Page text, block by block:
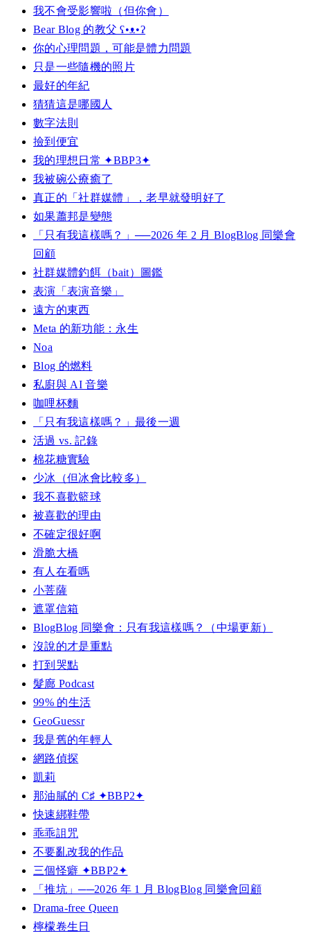
我不會受影響啦（但你會）
Bear Blog 的教父 ʕ•ᴥ•ʔ
你的心理問題，可能是體力問題
只是一些隨機的照片
最好的年紀
猜猜這是哪國人
數字法則
撿到便宜
我的理想日常 ✦BBP3✦
我被碗公療癒了
真正的「社群媒體」，老早就發明好了
如果蕭邦是變態
「只有我這樣嗎？」──2026 年 2 月 BlogBlog 同樂會
回顧
社群媒體釣餌（bait）圖鑑
表演「表演音樂」
遠方的東西
Meta 的新功能：永生
Noa
Blog 的燃料
私廚與 AI 音樂
咖哩杯麵
「只有我這樣嗎？」最後一週
活過 vs. 記錄
棉花糖實驗
少冰（但冰會比較多）
我不喜歡籃球
被喜歡的理由
不確定很好啊
滑脆大橋
有人在看嗎
小菩薩
遮罩信箱
BlogBlog 同樂會：只有我這樣嗎？（中場更新）
沒說的才是重點
打到哭點
髮廊 Podcast
99% 的生活
GeoGuessr
我是舊的年輕人
網路偵探
凱莉
那油膩的 C♯ ✦BBP2✦
快速綁鞋帶
乖乖詛咒
不要亂改我的作品
三個怪癖 ✦BBP2✦
「推坑」──2026 年 1 月 BlogBlog 同樂會回顧
Drama-free Queen
檸檬卷生日